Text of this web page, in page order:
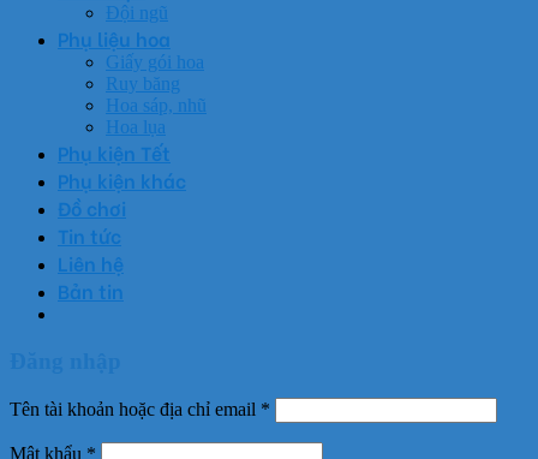
Đội ngũ
Phụ liệu hoa
Giấy gói hoa
Ruy băng
Hoa sáp, nhũ
Hoa lụa
Phụ kiện Tết
Phụ kiện khác
Đồ chơi
Tin tức
Liên hệ
Bản tin
Tên tài khoản hoặc địa chỉ email *
Mật khẩu *